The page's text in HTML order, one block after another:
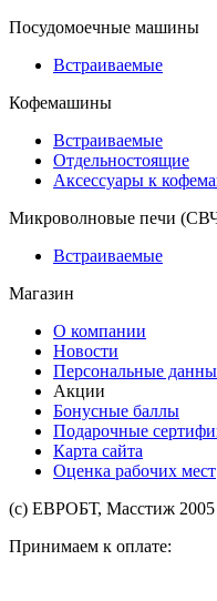
Посудомоечные машины
Встраиваемые
Кофемашины
Встраиваемые
Отдельностоящие
Аксессуары к
Микроволновые печи
Встраиваемые
Магазин
О компании
Новости
Персональные
Акции
Бонусные баллы
Подарочные
Карта сайта
Оценка рабочих мест
(с) ЕВРОБТ, Масстиж 2005
Принимаем к оплате: